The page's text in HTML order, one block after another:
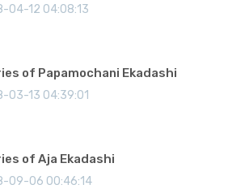
04-12 04:08:13
of Papamochani Ekadashi
03-13 04:39:01
of Aja Ekadashi
09-06 00:46:14